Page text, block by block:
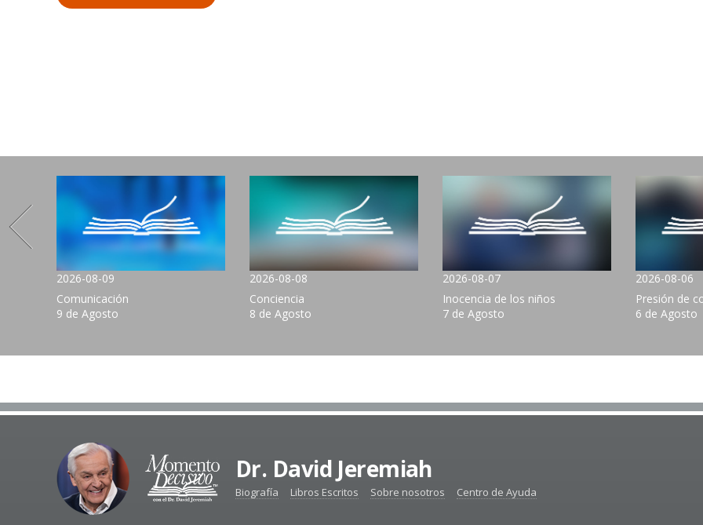
2026-08-09
Comunicación
9 de Agosto
2026-08-08
Conciencia
8 de Agosto
2026-08-07
Inocencia de los niños
7 de Agosto
2026-08-06
Presión de
6 de Agosto
Dr. David Jeremiah
Biografía Libros Escritos Sobre nosotros Centro de Ayuda